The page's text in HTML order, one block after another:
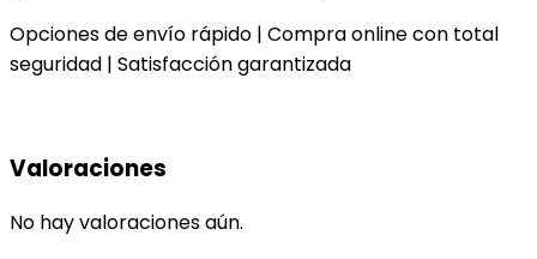
Opciones de envío rápido | Compra online con total
seguridad | Satisfacción garantizada
Valoraciones
No hay valoraciones aún.